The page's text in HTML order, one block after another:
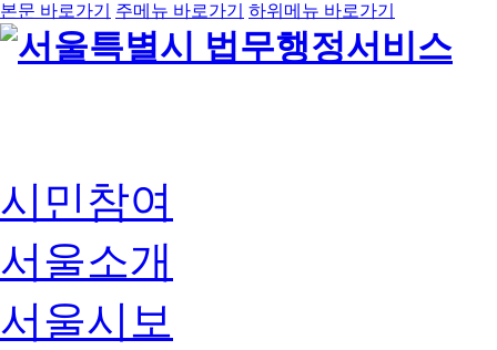
본문 바로가기 주메뉴 바로가기 하위메뉴 바로가기
시민참여
서울소개
서울시보